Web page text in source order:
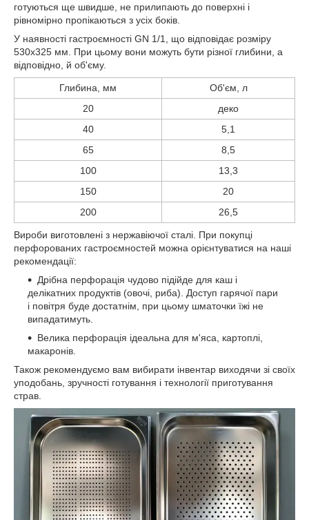
готуються ще швидше, не прилипають до поверхні і
рівномірно пропікаються з усіх боків.
У наявності гастроємності GN 1/1, що відповідає розміру
530х325 мм. При цьому вони можуть бути різної глибини, а
відповідно, й об'єму.
Глибина, мм
Об'єм, л
20
деко
40
5,1
65
8,5
100
13,3
150
20
200
26,5
Вироби виготовлені з нержавіючої сталі. При покупці
перфорованих гастроємностей можна орієнтуватися на наші
рекомендації:
Дрібна перфорація чудово підійде для каш і
делікатних продуктів (овочі, риба). Доступ гарячої пари
і повітря буде достатнім, при цьому шматочки їжі не
випадатимуть.
Велика перфорація ідеальна для м'яса, картоплі,
макаронів.
Також рекомендуємо вам вибирати інвентар виходячи зі своїх
уподобань, зручності готування і технології приготування
страв.